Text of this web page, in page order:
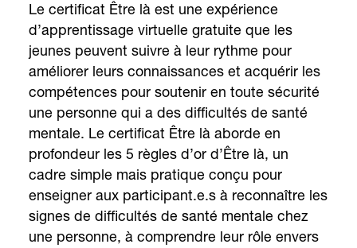
Le certificat Être là est une expérience
d’apprentissage virtuelle gratuite que les
jeunes peuvent suivre à leur rythme pour
améliorer leurs connaissances et acquérir les
compétences pour soutenir en toute sécurité
une personne qui a des difficultés de santé
mentale. Le certificat Être là aborde en
profondeur les 5 règles d’or d’Être là, un
cadre simple mais pratique conçu pour
enseigner aux participant.e.s à reconnaître les
signes de difficultés de santé mentale chez
une personne, à comprendre leur rôle envers